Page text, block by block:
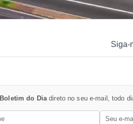
Siga-
Boletim do Diadireto no seu e-mail, todo